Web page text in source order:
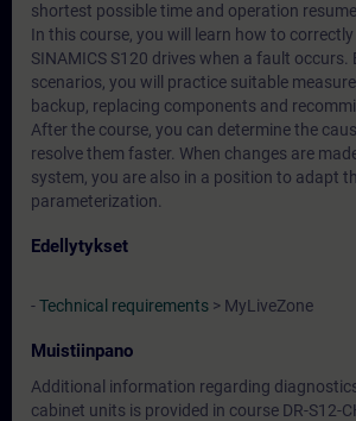
shortest possible time and operation
In this course, you will learn how to
SINAMICS S120 drives when a fault occurs.
scenarios, you will practice suitable
backup, replacing components and
After the course, you can determine the
resolve them faster. When changes are
system, you are also in a position to adapt
parameterization.
Edellytykset
-Technical requirements > MyLiveZone
Muistiinpano
Additional information regarding
cabinet units is provided in course DR-S12-